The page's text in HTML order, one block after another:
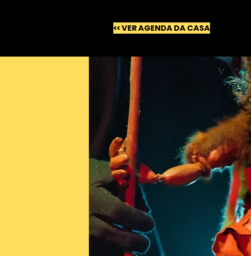
<< VER AGENDA DA CASA